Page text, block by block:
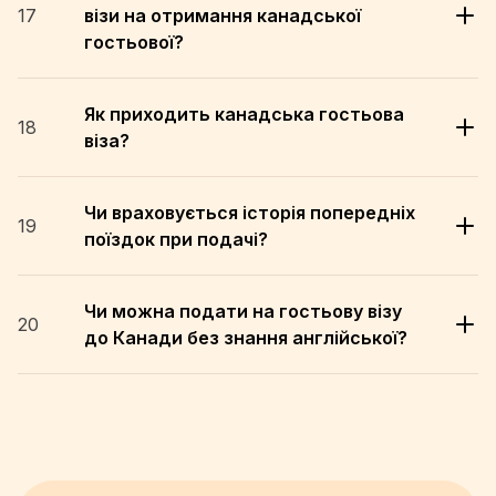
17
візи на отримання канадської
гостьової?
18
Як приходить канадська гостьова
віза?
19
Чи враховується історія попередніх
поїздок при подачі?
20
Чи можна подати на гостьову візу
до Канади без знання англійської?